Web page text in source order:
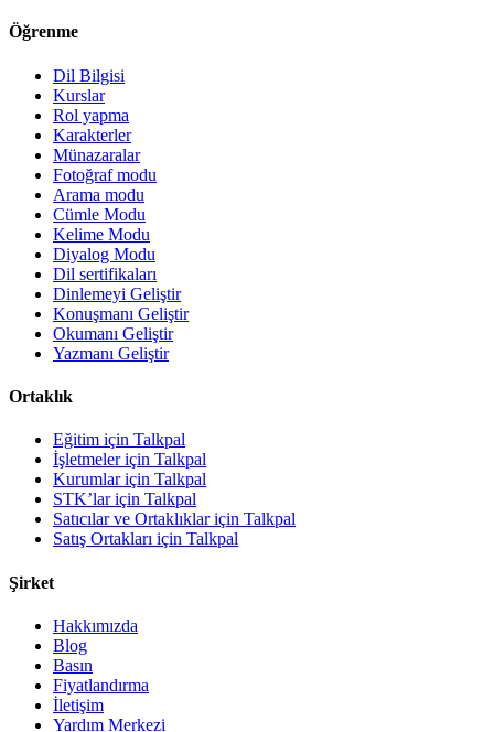
Öğrenme
Dil Bilgisi
Kurslar
Rol yapma
Karakterler
Münazaralar
Fotoğraf modu
Arama modu
Cümle Modu
Kelime Modu
Diyalog Modu
Dil sertifikaları
Dinlemeyi Geliştir
Konuşmanı Geliştir
Okumanı Geliştir
Yazmanı Geliştir
Ortaklık
Eğitim için Talkpal
İşletmeler için Talkpal
Kurumlar için Talkpal
STK’lar için Talkpal
Satıcılar ve Ortaklıklar için Talkpal
Satış Ortakları için Talkpal
Şirket
Hakkımızda
Blog
Basın
Fiyatlandırma
İletişim
Yardım Merkezi